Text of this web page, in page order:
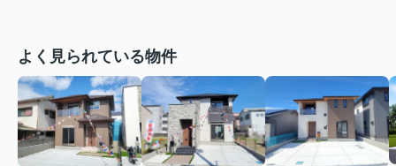
よく見られている物件